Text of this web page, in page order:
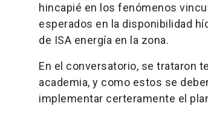
hincapié en los fenómenos
esperados en la disponibilidad
de ISA energía en la zona.
En el conversatorio, se trataron
academia, y como estos se
implementar certeramente el